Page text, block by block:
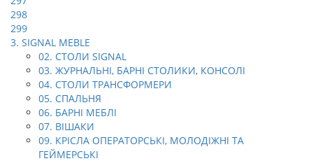
298
299
3. SIGNAL MEBLE
02. СТОЛИ SIGNAL
03. ЖУРНАЛЬНІ, БАРНІ СТОЛИКИ, КОНСОЛІ
04. СТОЛИ ТРАНСФОРМЕРИ
05. СПАЛЬНЯ
06. БАРНІ МЕБЛІ
07. ВІШАКИ
09. КРІСЛА ОПЕРАТОРСЬКІ, МОЛОДІЖНІ ТА
ГЕЙМЕРСЬКІ